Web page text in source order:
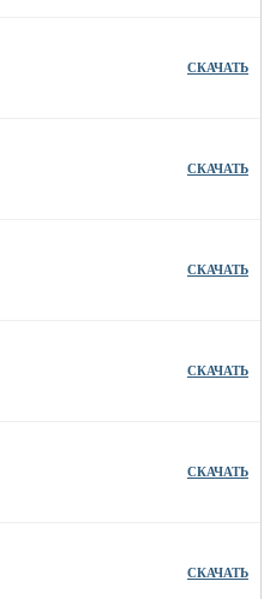
СКАЧАТЬ
СКАЧАТЬ
СКАЧАТЬ
СКАЧАТЬ
СКАЧАТЬ
СКАЧАТЬ